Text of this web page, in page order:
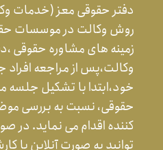
دفتر حقوقی معز (خدمات
روش وکالت در موسسات
زمینه های مشاوره حقوقی
وکالت،پس از مراجعه
خود،ابتدا با تشکیل
حقوقی، نسبت به بررسی
کننده اقدام می نماید. در
توانید به صورت آنلاین با